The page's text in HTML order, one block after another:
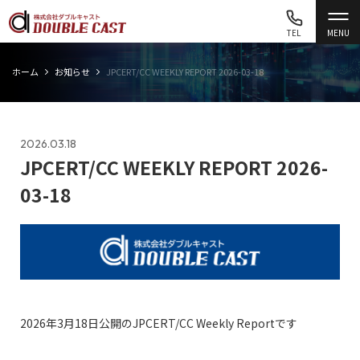
MENU
TEL
ホーム お知らせ JPCERT/CC WEEKLY REPORT 2026-03-18
2026.03.18
JPCERT/CC WEEKLY REPORT 2026-
03-18
2026年3月18日公開のJPCERT/CC Weekly Reportです